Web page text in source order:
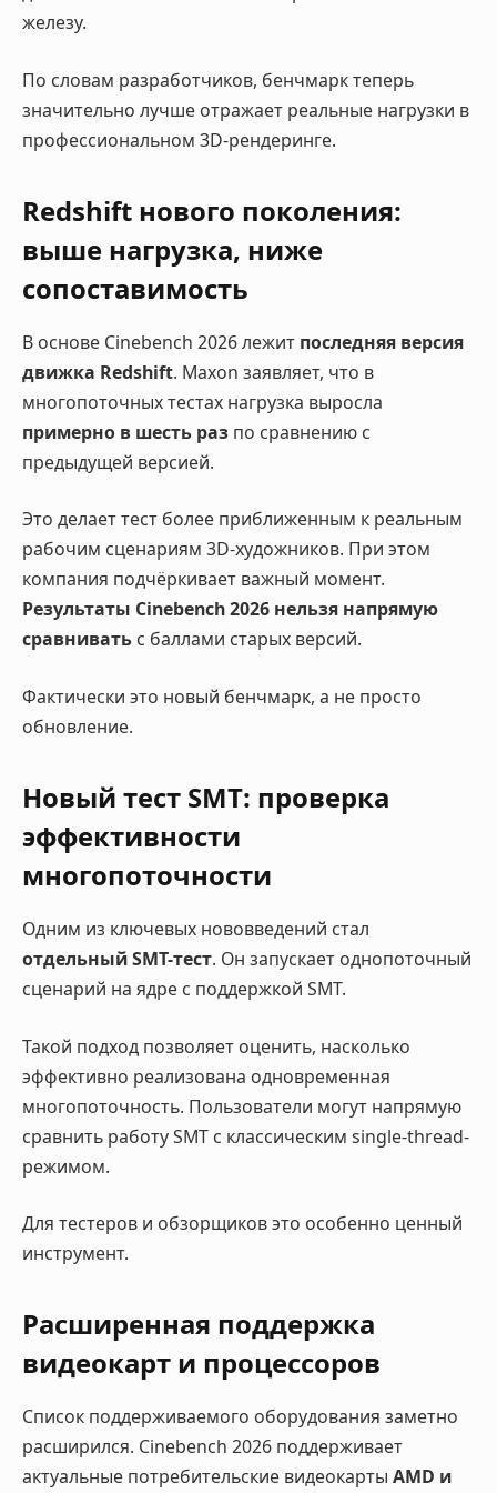
железу.
По словам разработчиков, бенчмарк теперь
значительно лучше отражает реальные нагрузки в
профессиональном 3D-рендеринге.
Redshift нового поколения:
выше нагрузка, ниже
сопоставимость
В основе Cinebench 2026 лежит последняя версия
движка Redshift. Maxon заявляет, что в
многопоточных тестах нагрузка выросла
примерно в шесть раз по сравнению с
предыдущей версией.
Это делает тест более приближенным к реальным
рабочим сценариям 3D-художников. При этом
компания подчёркивает важный момент.
Результаты Cinebench 2026 нельзя напрямую
сравнивать с баллами старых версий.
Фактически это новый бенчмарк, а не просто
обновление.
Новый тест SMT: проверка
эффективности
многопоточности
Одним из ключевых нововведений стал
отдельный SMT-тест. Он запускает однопоточный
сценарий на ядре с поддержкой SMT.
Такой подход позволяет оценить, насколько
эффективно реализована одновременная
многопоточность. Пользователи могут напрямую
сравнить работу SMT с классическим single-thread-
режимом.
Для тестеров и обзорщиков это особенно ценный
инструмент.
Расширенная поддержка
видеокарт и процессоров
Список поддерживаемого оборудования заметно
расширился. Cinebench 2026 поддерживает
актуальные потребительские видеокарты AMD и